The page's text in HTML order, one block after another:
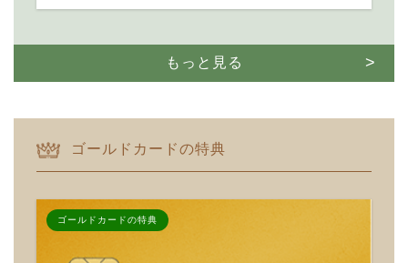
もっと見る
ゴールドカードの特典
ゴールドカードの特典